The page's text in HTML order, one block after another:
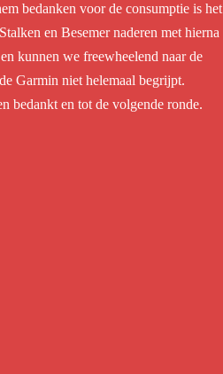
bedanken voor de consumptie is het
en Besemer naderen met hierna
kunnen we freewheelend naar de
Garmin niet helemaal begrijpt.
bedankt en tot de volgende ronde.